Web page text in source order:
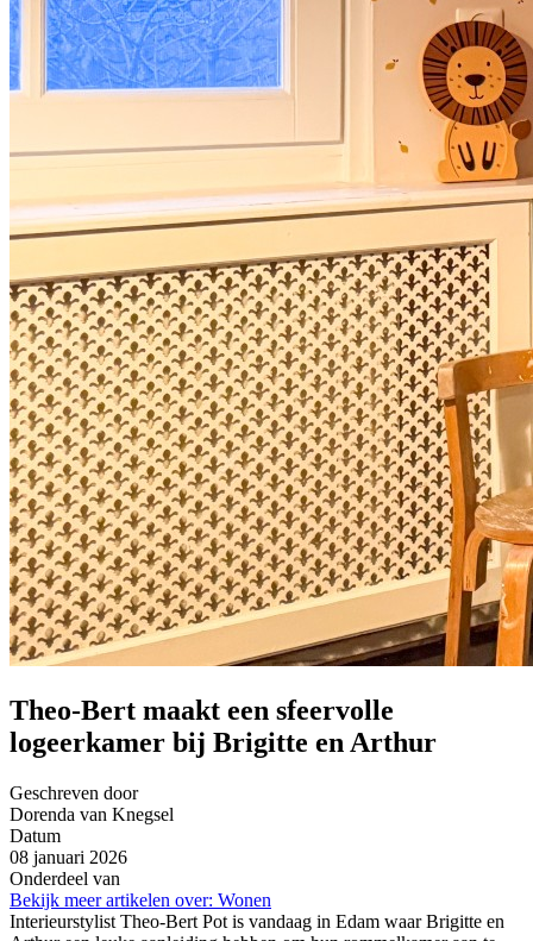
Theo-Bert maakt een sfeervolle
logeerkamer bij Brigitte en Arthur
Geschreven door
Dorenda van Knegsel
Datum
08 januari 2026
Onderdeel van
Bekijk meer artikelen over: Wonen
Interieurstylist Theo-Bert Pot is vandaag in Edam waar Brigitte en